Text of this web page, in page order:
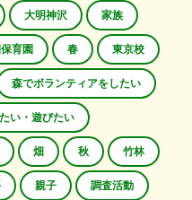
大明神沢 家族
育園 春 東京校
森でボランティアをしたい
い・遊びたい
畑 秋 竹林
親子 調査活動